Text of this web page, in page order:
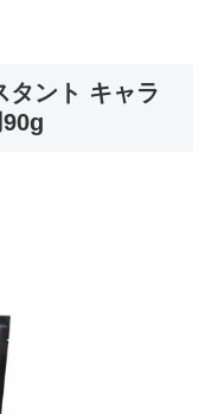
タント キャラ